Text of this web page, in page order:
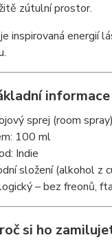
zútulní prostor.
inspirovaná energií
informace
sprej (room spray)
100 ml
Indie
složení (alkohol z
– bez freonů,
si ho